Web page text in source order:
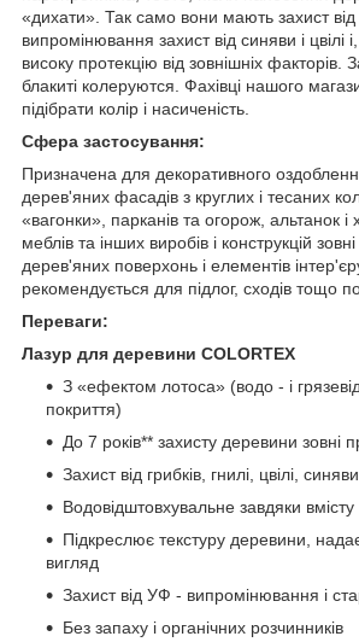
«дихати». Так само вони мають захист
випромінювання захист від синяви і цвілі
високу протекцію від зовнішніх
блакиті колеруются. Фахівці нашого
підібрати колір і насиченість.
Сфера застосування:
Призначена для декоративного
дерев'яних фасадів з круглих і тесаних
«вагонки», парканів та огорож, альтанок і
меблів та інших виробів і конструкцій
дерев'яних поверхонь і елементів
рекомендується для підлог, сходів тощо
Переваги:
Лазур для деревини COLORTEX
З «ефектом лотоса» (водо - і
покриття)
До 7 років** захисту деревини зовні
Захист від грибків, гнилі, цвілі,
Водовідштовхувальне завдяки вмісту
Підкреслює текстуру деревини,
вигляд
Захист від УФ - випромінювання і
Без запаху і органічних розчинників